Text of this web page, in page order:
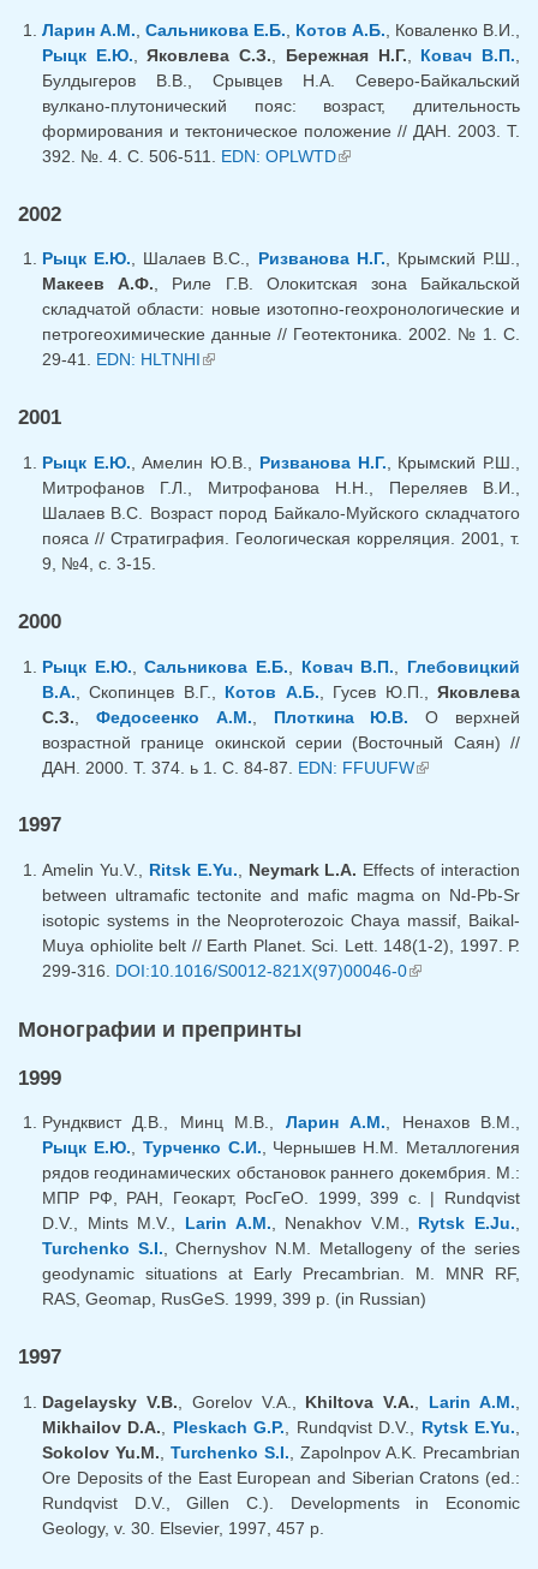
Ларин А.М. Сальникова Е.Б. Котов А.Б. , Коваленко В.И.,
Рыцк Е.Ю. ,Яковлева С.З. Бережная Н.Г. Ковач В.П.
Булдыгеров В.В., Срывцев Н.А. Северо-Байкальский
вулкано-плутонический пояс: возраст, длительность
формирования и тектоническое положение // ДАН. 2003. Т.
392. №. 4. С. 506-511. EDN: OPLWTD(внешняя ссылка)
2002
Рыцк Е.Ю., Шалаев В.С., Ризванова Н.Г., Крымский Р.Ш.,
Макеев А.Ф., Риле Г.В. Олокитская зона Байкальской
складчатой области: новые изотопно-геохронологические и
петрогеохимические данные // Геотектоника. 2002. № 1. С.
29-41. EDN: HLTNHI(внешняя ссылка)
2001
Рыцк Е.Ю. , Амелин Ю.В., Ризванова Н.Г. , Крымский Р.Ш.,
Митрофанов Г.Л., Митрофанова Н.Н., Переляев В.И.,
Шалаев В.С. Возраст пород Байкало-Муйского складчатого
пояса // Стратиграфия. Геологическая корреляция. 2001, т.
9, №4, с. 3-15.
2000
Рыцк Е.Ю. ,Сальникова Е.Б. Ковач В.П.
Глебовицкий
В.А. , Скопинцев В.Г., Котов А.Б. , Гусев Ю.П.,Яковлева
С.З.
Федосеенко А.М. Плоткина Ю.В. О верхней
возрастной границе окинской серии (Восточный Саян) //
ДАН. 2000. Т. 374. ь 1. С. 84-87. EDN: FFUUFW(внешняя
1997
Amelin Yu.V., Ritsk E.Yu. Neymark L.A. Effects of interaction
between ultramafic tectonite and mafic magma on Nd-Pb-Sr
isotopic systems in the Neoproterozoic Chaya massif, Baikal-
Muya ophiolite belt // Earth Planet. Sci. Lett. 148(1-2), 1997. Р.
299-316. DOI:10.1016/S0012-821X(97)00046-0(внешняя
Монографии и препринты
1999
Рундквист Д.В., Минц М.В., Ларин А.М., Ненахов В.М.,
Рыцк Е.Ю., Турченко С.И., Чернышев Н.М. Металлогения
рядов геодинамических обстановок раннего докембрия. М.:
МПР РФ, РАН, Геокарт, РосГеО. 1999, 399 с. | Rundqvist
D.V., Mints M.V., Larin A.M., Nenakhov V.M., Rytsk E.Ju.,
Turchenko S.I., Chernyshov N.M. Metallogeny of the series
geodynamic situations at Early Precambrian. М. МNR RF,
RАS, Geomap, RusGeS. 1999, 399 p. (in Russian)
1997
Dagelaysky V.B. , Gorelov V.A., Khiltova V.A. Larin A.M.
Mikhailov D.A.
Pleskach G.P. , Rundqvist D.V., Rytsk E.Yu.
Sokolov Yu.M.
Turchenko S.I. , Zapolnpov A.K. Precambrian
Ore Deposits of the East European and Siberian Cratons (ed.:
Rundqvist D.V., Gillen C.). Developments in Economic
Geology, v. 30. Elsevier, 1997, 457 p.